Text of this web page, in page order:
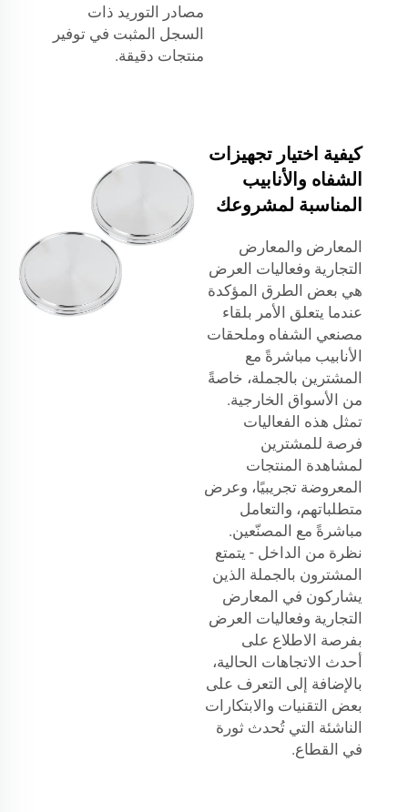
مصادر التوريد ذات
السجل المثبت في توفير
منتجات دقيقة.
كيفية اختيار تجهيزات
الشفاه والأنابيب
المناسبة لمشروعك
المعارض والمعارض
التجارية وفعاليات العرض
هي بعض الطرق المؤكدة
عندما يتعلق الأمر بلقاء
مصنعي الشفاه وملحقات
الأنابيب مباشرةً مع
المشترين بالجملة، خاصةً
من الأسواق الخارجية.
تمثل هذه الفعاليات
فرصة للمشترين
لمشاهدة المنتجات
المعروضة تجريبيًا، وعرض
متطلباتهم، والتعامل
مباشرةً مع المصنّعين.
نظرة من الداخل - يتمتع
المشترون بالجملة الذين
يشاركون في المعارض
التجارية وفعاليات العرض
بفرصة الاطلاع على
أحدث الاتجاهات الحالية،
بالإضافة إلى التعرف على
بعض التقنيات والابتكارات
الناشئة التي تُحدث ثورة
في القطاع.